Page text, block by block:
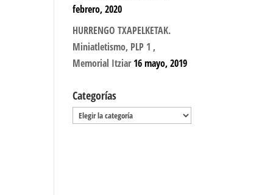
febrero, 2020
HURRENGO TXAPELKETAK.
Miniatletismo, PLP 1 ,
Memorial Itziar 16 mayo, 2019
Categorías
Categorías